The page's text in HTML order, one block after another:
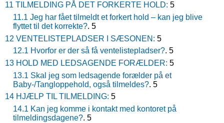
11 TILMELDING PÅ DET FORKERTE HOLD: 5
11.1 Jeg har fået tilmeldt et forkert hold – kan jeg blive
flyttet til det korrekte?. 5
12 VENTELISTEPLADSER I SÆSONEN: 5
12.1 Hvorfor er der så få ventelistepladser?. 5
13 HOLD MED LEDSAGENDE FORÆLDER: 5
13.1 Skal jeg som ledsagende forælder på et
Baby-/Tangloppehold, også tilmeldes?. 5
14 HJÆLP TIL TILMELDING: 5
14.1 Kan jeg komme i kontakt med kontoret på
tilmeldingsdagene?. 5